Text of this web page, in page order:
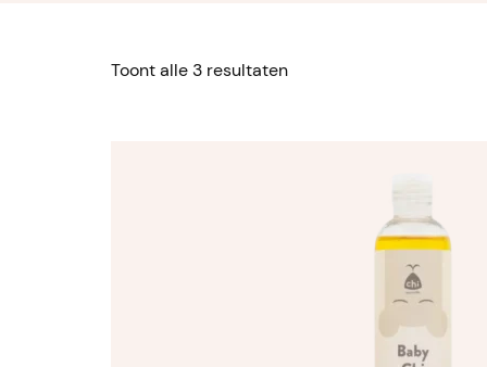
Toont alle 3 resultaten